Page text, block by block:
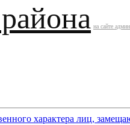
на сайте
характера лиц,